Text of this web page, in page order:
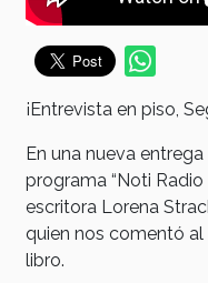
¡Entrevista en piso,
En una nueva
programa “Noti
escritora Lorena
quien nos comentó
libro.